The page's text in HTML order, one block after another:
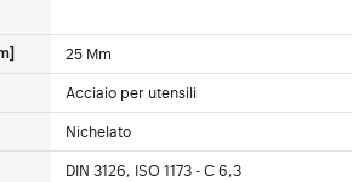
25 Mm
Acciaio per utensili
Nichelato
DIN 3126, ISO 1173 - C 6,3